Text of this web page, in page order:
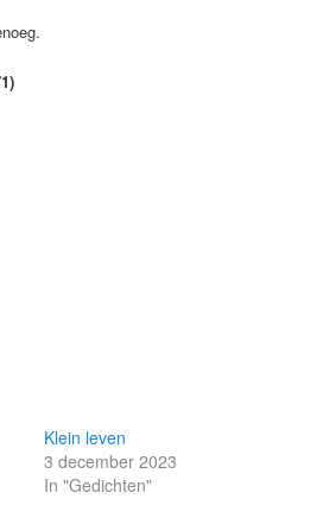
Klein leven
3 december 2023
In "Gedichten"